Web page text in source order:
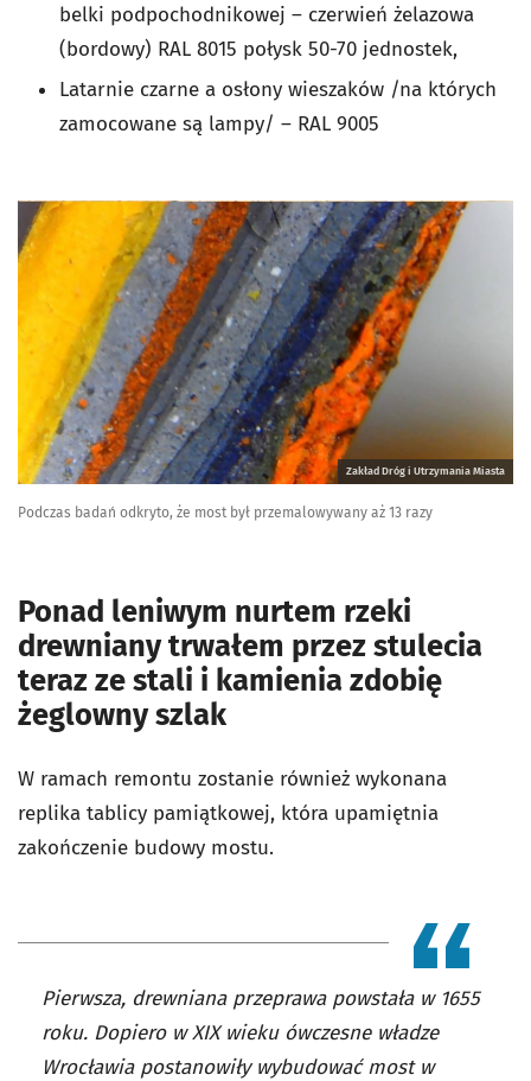
belki podpochodnikowej – czerwień żelazowa
(bordowy) RAL 8015 połysk 50-70 jednostek,
Latarnie czarne a osłony wieszaków /na których
zamocowane są lampy/ – RAL 9005
Zakład Dróg i Utrzymania Miasta
Podczas badań odkryto, że most był przemalowywany aż 13 razy
Ponad leniwym nurtem rzeki
drewniany trwałem przez stulecia
teraz ze stali i kamienia zdobię
żeglowny szlak
W ramach remontu zostanie również wykonana
replika tablicy pamiątkowej, która upamiętnia
zakończenie budowy mostu.
Pierwsza, drewniana przeprawa powstała w 1655
roku. Dopiero w XIX wieku ówczesne władze
Wrocławia postanowiły wybudować most w